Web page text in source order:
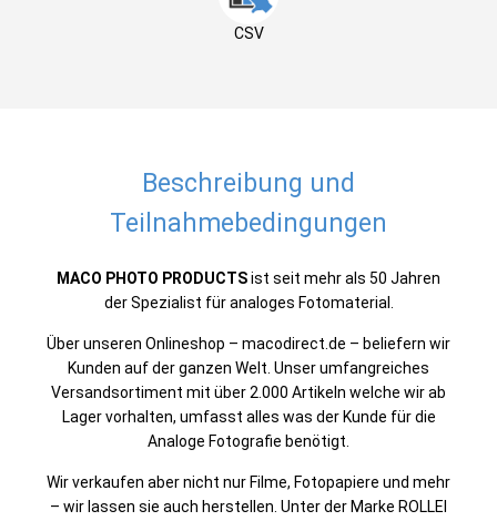
CSV
Beschreibung und
Teilnahmebedingungen
MACO PHOTO PRODUCTSist seit mehr als 50 Jahren
der Spezialist für analoges Fotomaterial.
Über unseren Onlineshop – macodirect.de – beliefern wir
Kunden auf der ganzen Welt. Unser umfangreiches
Versandsortiment mit über 2.000 Artikeln welche wir ab
Lager vorhalten, umfasst alles was der Kunde für die
Analoge Fotografie benötigt.
Wir verkaufen aber nicht nur Filme, Fotopapiere und mehr
– wir lassen sie auch herstellen. Unter der Marke ROLLEI